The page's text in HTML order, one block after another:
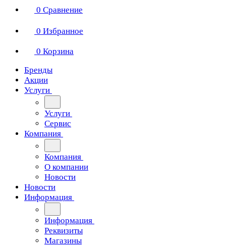
0 Сравнение
0 Избранное
0 Корзина
Бренды
Акции
Услуги
Услуги
Сервис
Компания
Компания
О компании
Новости
Новости
Информация
Информация
Реквизиты
Магазины